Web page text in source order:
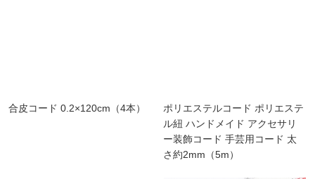
合皮コード 0.2×120cm（4本）
ポリエステルコード ポリエステ
ル紐 ハンドメイド アクセサリ
ー装飾コード 手芸用コード 太
さ約2mm（5m）